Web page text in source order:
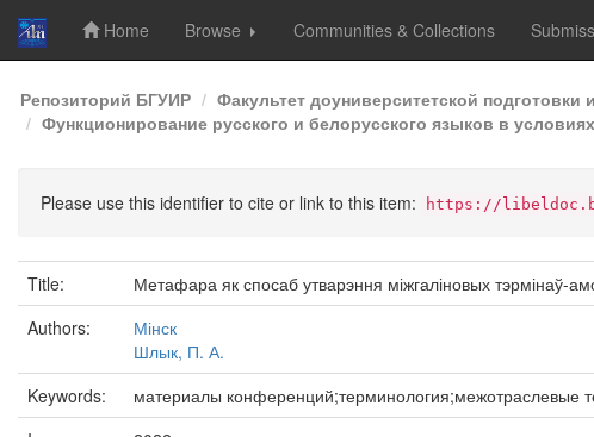
Skip
navigation
Home Browse Communities & Collections
Репозиторий БГУИР Факультет доуниверситетской
Функционирование русского и белорусского языков в
Please use this identifier to cite or link to this item: https://
Title:
Метафара як спосаб утварэння міжгаліновых тэрмінаў-
Authors:
Мінск
Шлык, П. А.
Keywords:
материалы конференций;терминология;межотраслевые